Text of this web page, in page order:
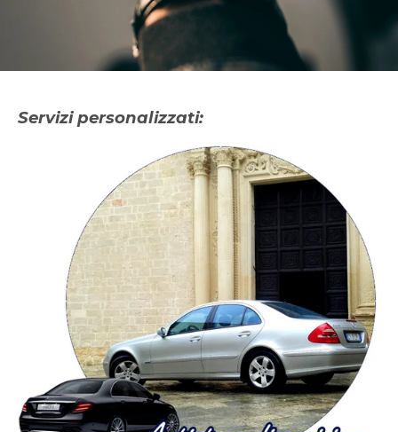
Servizi personalizzati: